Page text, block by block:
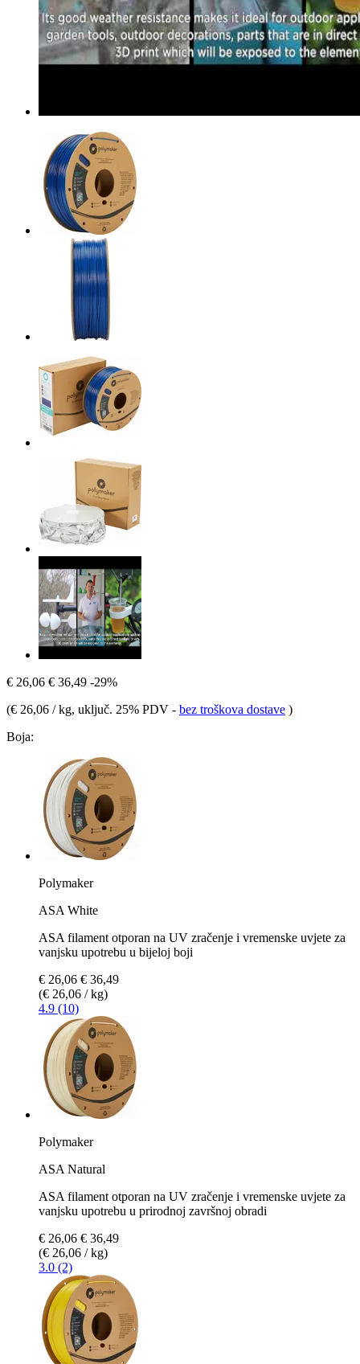
€ 26,06 € 36,49 -29%
(€ 26,06 / kg, uključ. 25% PDV - bez troškova dostave )
Boja:
Polymaker
ASA White
ASA filament otporan na UV zračenje i vremenske uvjete za
vanjsku upotrebu u bijeloj boji
€ 26,06 € 36,49
(€ 26,06 / kg)
4.9 (10)
Polymaker
ASA Natural
ASA filament otporan na UV zračenje i vremenske uvjete za
vanjsku upotrebu u prirodnoj završnoj obradi
€ 26,06 € 36,49
(€ 26,06 / kg)
3.0 (2)